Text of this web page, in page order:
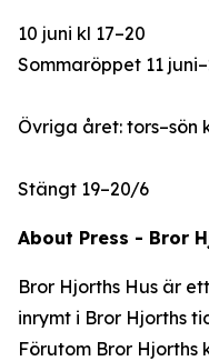
10 juni kl 17–20
Sommaröppet 11
Övriga året: tors–sön
Stängt 19–20/6
About Press - Bror
Bror Hjorths Hus är
inrymt i Bror Hjorths
Förutom Bror Hjorths